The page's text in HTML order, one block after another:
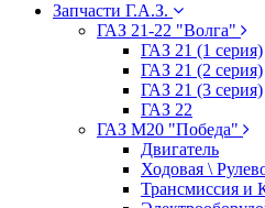
Запчасти Г.А.З.
ГАЗ 21-22 "Волга"
ГАЗ 21 (1 серия)
ГАЗ 21 (2 серия)
ГАЗ 21 (3 серия)
ГАЗ 22
ГАЗ М20 "Победа"
Двигатель
Ходовая \
Трансмиссия и